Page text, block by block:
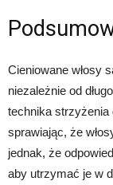
Cieniowane włosy
niezależnie od
technika strzyżenia
sprawiając, że
jednak, że
aby utrzymać je w